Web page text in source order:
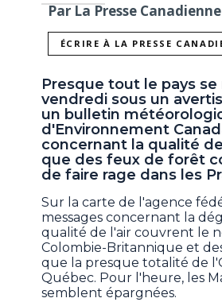
Par La Presse Canadienne
ÉCRIRE À LA PRESSE
Presque tout le pays
vendredi sous un
un bulletin
d'Environnement
concernant la qualité
que des feux de forêt
de faire rage dans les
Sur la carte de l'agence
messages concernant la
qualité de l'air couvrent le
Colombie-Britannique et des
que la presque totalité de
Québec. Pour l'heure, les
semblent épargnées.